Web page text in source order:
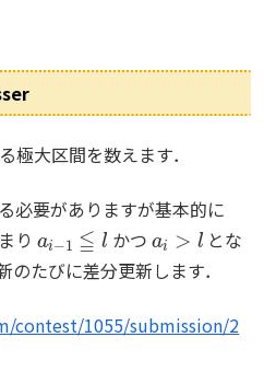
極大区間を数えます．
必要がありますが基本的に
り
ai−1≦ l
かつ
ai>l
とな
たびに差分更新します．
contest/1055/submission/2